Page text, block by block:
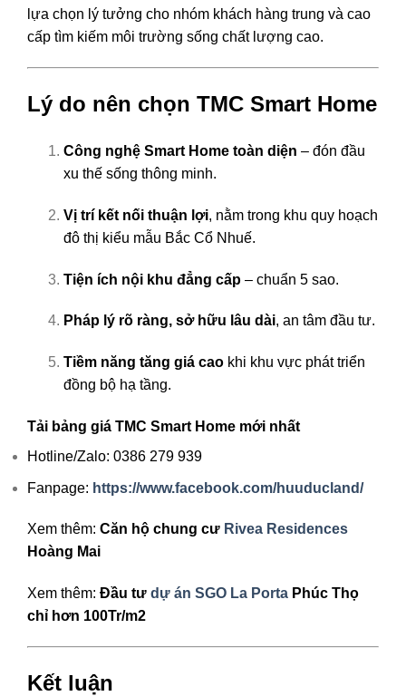
lựa chọn lý tưởng cho nhóm khách hàng trung và cao
cấp tìm kiếm môi trường sống chất lượng cao.
Lý do nên chọn TMC Smart Home
Công nghệ Smart Home toàn diện – đón đầu
xu thế sống thông minh.
Vị trí kết nối thuận lợi, nằm trong khu quy hoạch
đô thị kiểu mẫu Bắc Cổ Nhuế.
Tiện ích nội khu đẳng cấp – chuẩn 5 sao.
Pháp lý rõ ràng, sở hữu lâu dài, an tâm đầu tư.
Tiềm năng tăng giá cao khi khu vực phát triển
đồng bộ hạ tầng.
Tải bảng giá TMC Smart Home mới nhất
Hotline/Zalo: 0386 279 939
Fanpage: https://www.facebook.com/huuducland/
Xem thêm: Căn hộ chung cư Rivea Residences
Hoàng Mai
Xem thêm: Đầu tư dự án SGO La Porta Phúc Thọ
chỉ hơn 100Tr/m2
Kết luận